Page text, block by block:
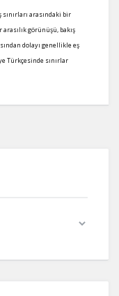
arasındaki bir
görünüşü, bakış
dolayı genellikle eş
Türkçesinde sınırlar